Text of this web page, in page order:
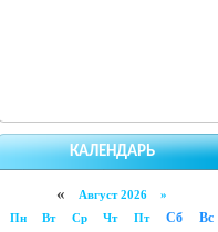
КАЛЕНДАРЬ
« Август 2026 »
Пн
Вт Ср Чт Пт Сб Вс